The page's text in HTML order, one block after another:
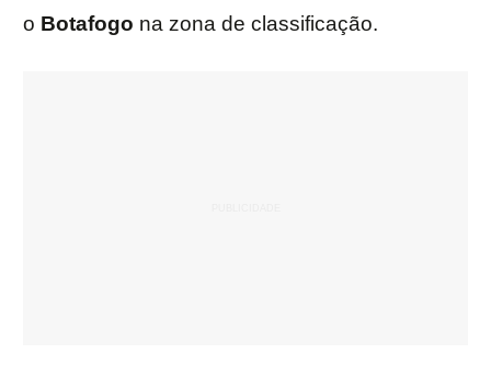
o Botafogo na zona de classificação.